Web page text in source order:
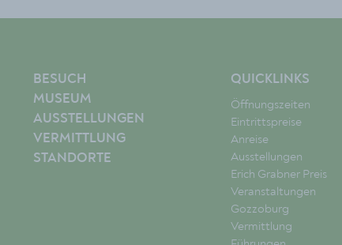
BESUCH
MUSEUM
AUSSTELLUNGEN
VERMITTLUNG
STANDORTE
QUICKLINKS
Öffnungszeiten
Eintrittspreise
Anreise
Ausstellungen
Erich Grabner Preis
Veranstaltungen
Gozzoburg
Vermittlung